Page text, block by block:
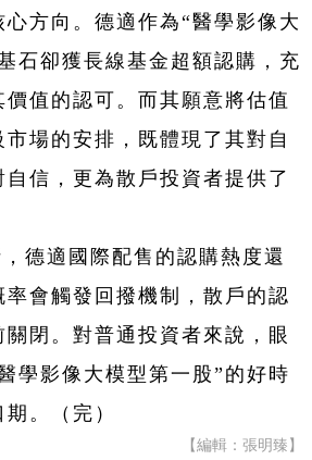
方向。德適作為“醫學影像大
石卻獲長線基金超額認購，充
值的認可。而其願意將估值
場的安排，既體現了其對自
信，更為散戶投資者提供了
德適國際配售的認購熱度還
會觸發回撥機制，散戶的認
閉。對普通投資者來說，眼
學影像大模型第一股”的好時
。（完）
【編輯：張明臻】